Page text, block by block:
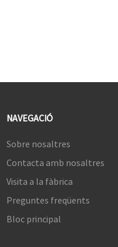
NAVEGACIÓ
Sobre nosaltres
Contacta amb nosaltres
Visita a la fàbrica
Preguntes freqüents
Bloc principal